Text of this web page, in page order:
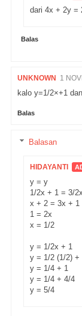
dari 4x + 2y =
Balas
UNKNOWN 1
kalo y=1/2×+1
Balas
Balasan
HIDAYANTI
y = y
1/2x + 1 = 3/
x + 2 = 3x + 1
1 = 2x
x = 1/2
y = 1/2x + 1
y = 1/2 (1/2) +
y = 1/4 + 1
y = 1/4 + 4/4
y = 5/4